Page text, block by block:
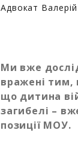
Адвокат
Ми вже
вражені тим,
що дитина
загибелі –
позиції МОУ.